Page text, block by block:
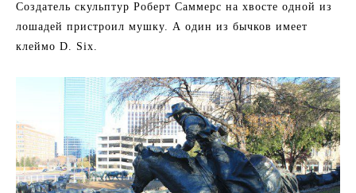
Создатель скульптур Роберт Саммерс на хвосте одной из
лошадей пристроил мушку. А один из бычков имеет
клеймо D. Six.